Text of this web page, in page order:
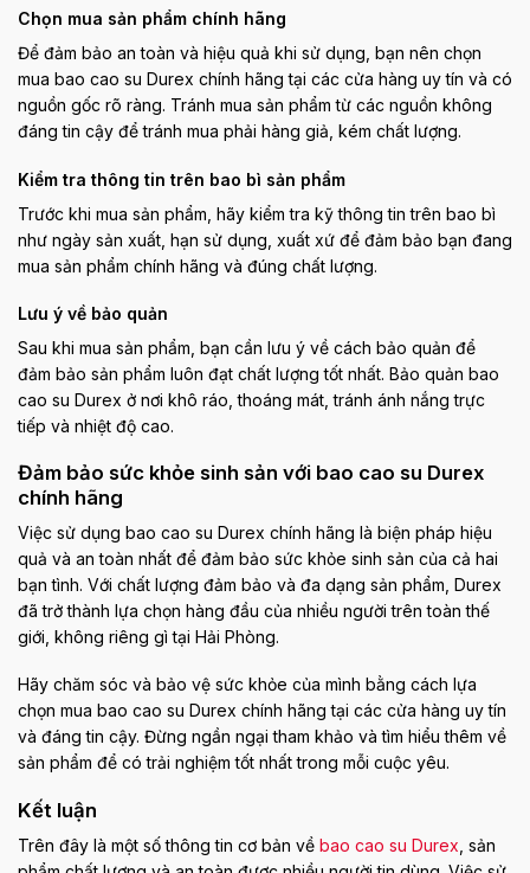
Chọn mua sản phẩm chính hãng
Để đảm bảo an toàn và hiệu quả khi sử dụng, bạn nên chọn
mua bao cao su Durex chính hãng tại các cửa hàng uy tín và có
nguồn gốc rõ ràng. Tránh mua sản phẩm từ các nguồn không
đáng tin cậy để tránh mua phải hàng giả, kém chất lượng.
Kiểm tra thông tin trên bao bì sản phẩm
Trước khi mua sản phẩm, hãy kiểm tra kỹ thông tin trên bao bì
như ngày sản xuất, hạn sử dụng, xuất xứ để đảm bảo bạn đang
mua sản phẩm chính hãng và đúng chất lượng.
Lưu ý về bảo quản
Sau khi mua sản phẩm, bạn cần lưu ý về cách bảo quản để
đảm bảo sản phẩm luôn đạt chất lượng tốt nhất. Bảo quản bao
cao su Durex ở nơi khô ráo, thoáng mát, tránh ánh nắng trực
tiếp và nhiệt độ cao.
Đảm bảo sức khỏe sinh sản với bao cao su Durex
chính hãng
Việc sử dụng bao cao su Durex chính hãng là biện pháp hiệu
quả và an toàn nhất để đảm bảo sức khỏe sinh sản của cả hai
bạn tình. Với chất lượng đảm bảo và đa dạng sản phẩm, Durex
đã trở thành lựa chọn hàng đầu của nhiều người trên toàn thế
giới, không riêng gì tại Hải Phòng.
Hãy chăm sóc và bảo vệ sức khỏe của mình bằng cách lựa
chọn mua bao cao su Durex chính hãng tại các cửa hàng uy tín
và đáng tin cậy. Đừng ngần ngại tham khảo và tìm hiểu thêm về
sản phẩm để có trải nghiệm tốt nhất trong mỗi cuộc yêu.
Kết luận
Trên đây là một số thông tin cơ bản về bao cao su Durex , sản